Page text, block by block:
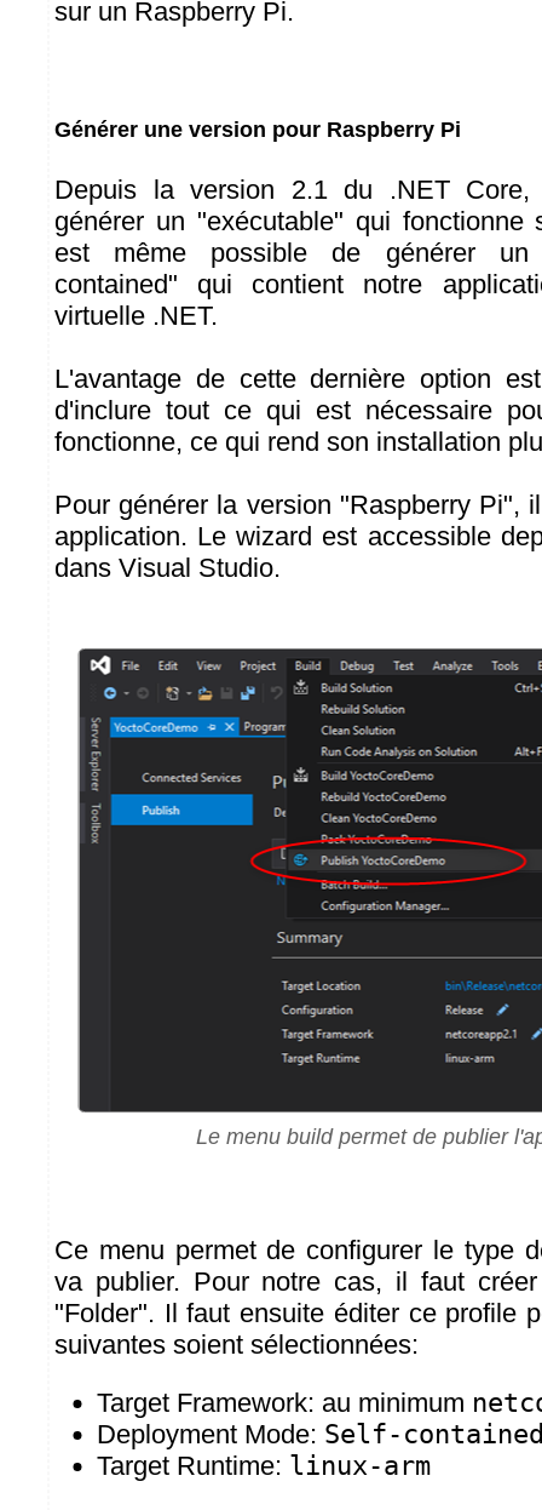
sur un Raspberry Pi.
Générer une version pour Raspberry Pi
Depuis la version 2.1 du .NET
générer un "exécutable" qui fonctionne
est même possible de générer un
contained" qui contient notre
virtuelle .NET.
L'avantage de cette dernière option
d'inclure tout ce qui est nécessaire
fonctionne, ce qui rend son installation
Pour générer la version "Raspberry Pi",
application. Le wizard est accessible
dans Visual Studio.
Le menu build permet de publier
Ce menu permet de configurer le type
va publier. Pour notre cas, il faut
"Folder". Il faut ensuite éditer ce profile
suivantes soient sélectionnées:
Target Framework: au minimum
Deployment Mode: Self-
Target Runtime: linux-arm